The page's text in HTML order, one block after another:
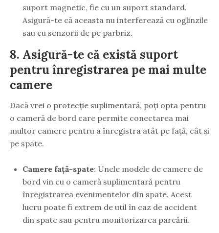
suport magnetic, fie cu un suport standard.
Asigură-te că aceasta nu interferează cu oglinzile
sau cu senzorii de pe parbriz.
8. Asigură-te că există suport
pentru înregistrarea pe mai multe
camere
Dacă vrei o protecție suplimentară, poți opta pentru
o cameră de bord care permite conectarea mai
multor camere pentru a înregistra atât pe față, cât și
pe spate.
Camere față-spate: Unele modele de camere de
bord vin cu o cameră suplimentară pentru
înregistrarea evenimentelor din spate. Acest
lucru poate fi extrem de util în caz de accident
din spate sau pentru monitorizarea parcării.